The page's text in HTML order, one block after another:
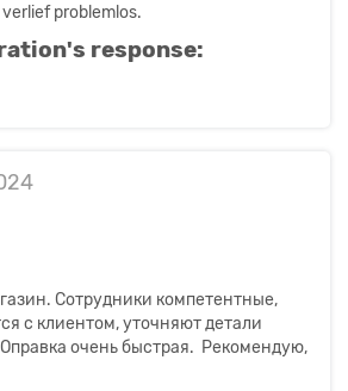
problemlos.
response:
Сотрудники компетентные,
с клиентом, уточняют детали
Оправка очень быстрая. Рекомендую,